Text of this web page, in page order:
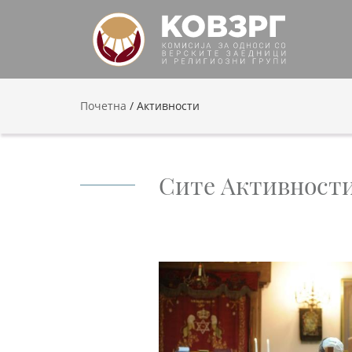
Почетна / Активности
Сите